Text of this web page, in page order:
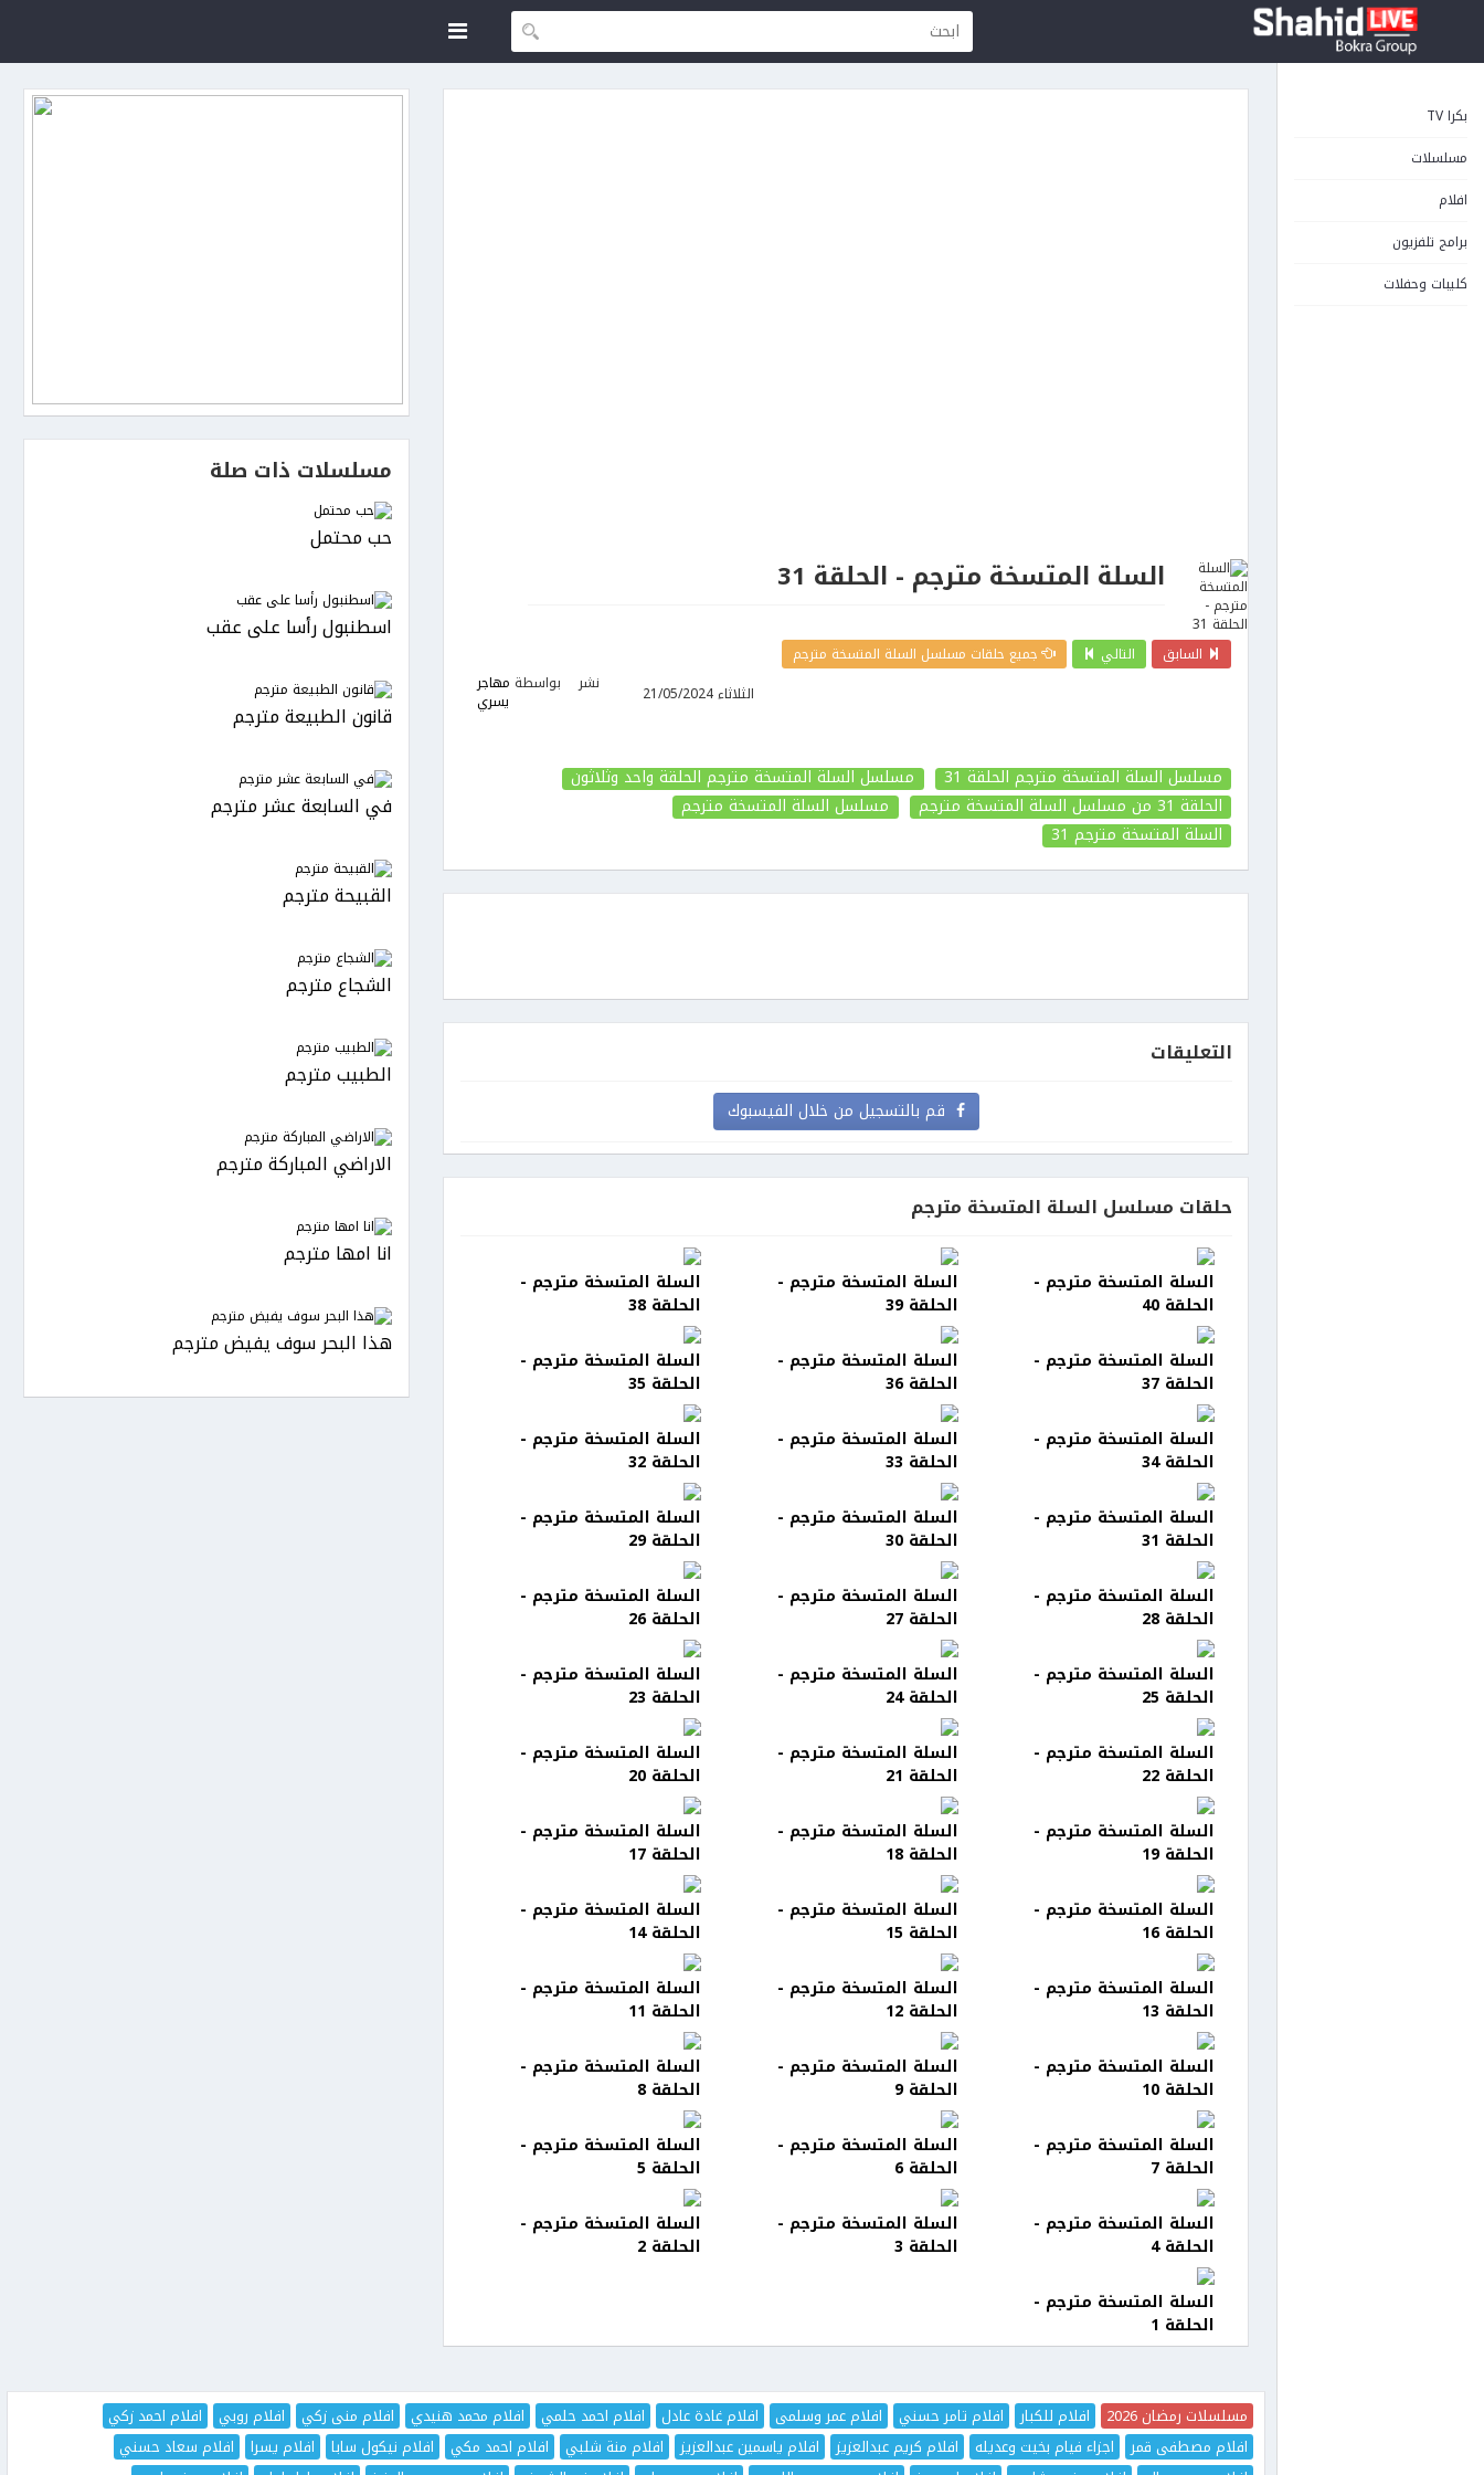
بكرا TV
مسلسلات
افلام
برامج تلفزيون
كليبات وحفلات
السلة المتسخة مترجم - الحلقة 31
السابق التالي
جميع حلقات مسلسل السلة المتسخة مترجم
نشر
الثلاثاء 21/05/2024 بواسطة مهاجر
يسري
مسلسل السلة المتسخة مترجم الحلقة 31
مسلسل السلة المتسخة مترجم الحلقة واحد وثلاثون
الحلقة 31
من مسلسل السلة المتسخة مترجم
مسلسل السلة المتسخة مترجم
السلة المتسخة مترجم 31
التعليقات
قم بالتسجيل من خلال الفيسبوك
حلقات مسلسل السلة المتسخة مترجم
السلة المتسخة مترجم -
الحلقة 40
السلة المتسخة مترجم -
الحلقة 39
السلة المتسخة مترجم -
الحلقة 38
السلة المتسخة مترجم -
الحلقة 37
السلة المتسخة مترجم -
الحلقة 36
السلة المتسخة مترجم -
الحلقة 35
السلة المتسخة مترجم -
الحلقة 34
السلة المتسخة مترجم -
الحلقة 33
السلة المتسخة مترجم -
الحلقة 32
السلة المتسخة مترجم -
الحلقة 31
السلة المتسخة مترجم -
الحلقة 30
السلة المتسخة مترجم -
الحلقة 29
السلة المتسخة مترجم -
الحلقة 28
السلة المتسخة مترجم -
الحلقة 27
السلة المتسخة مترجم -
الحلقة 26
السلة المتسخة مترجم -
الحلقة 25
السلة المتسخة مترجم -
الحلقة 24
السلة المتسخة مترجم -
الحلقة 23
السلة المتسخة مترجم -
الحلقة 22
السلة المتسخة مترجم -
الحلقة 21
السلة المتسخة مترجم -
الحلقة 20
السلة المتسخة مترجم -
الحلقة 19
السلة المتسخة مترجم -
الحلقة 18
السلة المتسخة مترجم -
الحلقة 17
السلة المتسخة مترجم -
الحلقة 16
السلة المتسخة مترجم -
الحلقة 15
السلة المتسخة مترجم -
الحلقة 14
السلة المتسخة مترجم -
الحلقة 13
السلة المتسخة مترجم -
الحلقة 12
السلة المتسخة مترجم -
الحلقة 11
السلة المتسخة مترجم -
الحلقة 10
السلة المتسخة مترجم -
الحلقة 9
السلة المتسخة مترجم -
الحلقة 8
السلة المتسخة مترجم -
الحلقة 7
السلة المتسخة مترجم -
الحلقة 6
السلة المتسخة مترجم -
الحلقة 5
السلة المتسخة مترجم -
الحلقة 4
السلة المتسخة مترجم -
الحلقة 3
السلة المتسخة مترجم -
الحلقة 2
السلة المتسخة مترجم -
الحلقة 1
مسلسلات ذات صلة
حب محتمل
اسطنبول رأسا على عقب
قانون الطبيعة مترجم
في السابعة عشر مترجم
القبيحة مترجم
الشجاع مترجم
الطبيب مترجم
الاراضي المباركة مترجم
انا امها مترجم
هذا البحر سوف يفيض مترجم
مسلسلات رمضان 2026 افلام للكبار افلام تامر حسني افلام عمر وسلمى افلام غادة عادل افلام احمد حلمي افلام محمد هنيدي افلام منى زكي افلام روبي
افلام احمد زكي
افلام مصطفى قمر
اجزاء فيام بخيت وعديله افلام كريم عبدالعزيز افلام ياسمين عبدالعزيز افلام منة شلبي افلام احمد مكي افلام نيكول سابا افلام يسرا
افلام سعاد حسني